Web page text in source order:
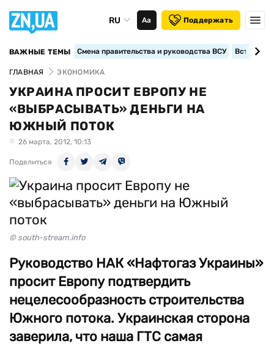
RU Аа Поддержать
ВАЖНЫЕ ТЕМЫ Смена правительства и руководства ВСУ
ГЛАВНАЯ ЭКОНОМИКА
УКРАИНА ПРОСИТ ЕВРОПУ НЕ
«ВЫБРАСЫВАТЬ» ДЕНЬГИ НА
ЮЖНЫЙ ПОТОК
26 марта, 2012, 10:13
Поделиться
© south-stream.info
Руководство НАК «Нафтогаз Украины»
просит Европу подтвердить
нецелесообразность строительства
Южного потока. Украинская сторона
заверила, что наша ГТС самая